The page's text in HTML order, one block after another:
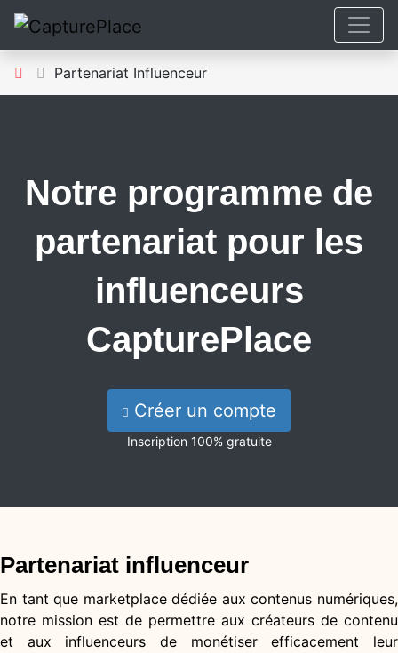
Partenariat Influenceur
Notre programme de
partenariat pour les
influenceurs
CapturePlace
Créer un compte
Inscription 100% gratuite
Partenariat influenceur
En tant que marketplace dédiée aux contenus numériques,
notre mission est de permettre aux créateurs de contenu
et aux influenceurs de monétiser efficacement leur